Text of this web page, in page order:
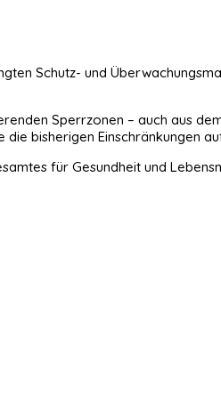
Schutz- und
Sperrzonen – auch aus
bisherigen Einschränkungen
für Gesundheit und